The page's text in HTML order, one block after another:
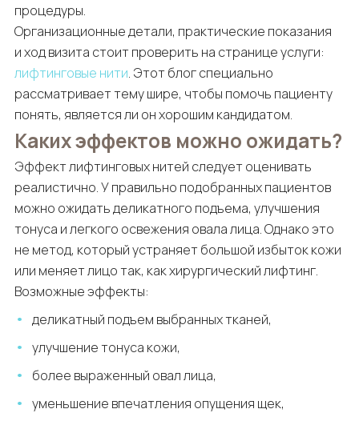
процедуры.
Организационные детали, практические показания
и ход визита стоит проверить на странице услуги:
лифтинговые нити. Этот блог специально
рассматривает тему шире, чтобы помочь пациенту
понять, является ли он хорошим кандидатом.
Каких эффектов можно ожидать?
Эффект лифтинговых нитей следует оценивать
реалистично. У правильно подобранных пациентов
можно ожидать деликатного подъема, улучшения
тонуса и легкого освежения овала лица. Однако это
не метод, который устраняет большой избыток кожи
или меняет лицо так, как хирургический лифтинг.
Возможные эффекты:
деликатный подъем выбранных тканей,
улучшение тонуса кожи,
более выраженный овал лица,
уменьшение впечатления опущения щек,